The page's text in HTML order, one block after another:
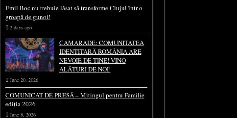
Emil Boc nu trebuie lăsat să transforme Clujul într-o
groapă de gunoi!
2 days ago
CAMARADE: COMUNITATEA
IDENTITARĂ ROMÂNIA ARE
NEVOIE DE TINE! VINO
ALĂTURI DE NOI!
June 20, 2026
COMUNICAT DE PRESĂ – Mitingul pentru Familie
ediția 2026
June 8, 2026